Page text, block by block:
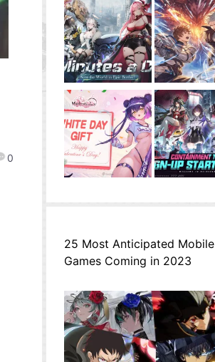
0
25 Most Anticipated Mobile
Games Coming in 2023